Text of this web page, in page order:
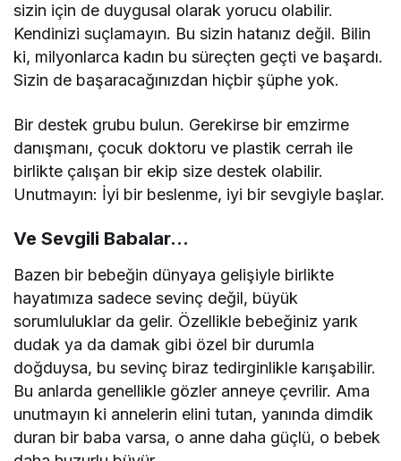
sizin için de duygusal olarak yorucu olabilir.
Kendinizi suçlamayın. Bu sizin hatanız değil. Bilin
ki, milyonlarca kadın bu süreçten geçti ve başardı.
Sizin de başaracağınızdan hiçbir şüphe yok.
Bir destek grubu bulun. Gerekirse bir emzirme
danışmanı, çocuk doktoru ve plastik cerrah ile
birlikte çalışan bir ekip size destek olabilir.
Unutmayın: İyi bir beslenme, iyi bir sevgiyle başlar.
Ve Sevgili Babalar…
Bazen bir bebeğin dünyaya gelişiyle birlikte
hayatımıza sadece sevinç değil, büyük
sorumluluklar da gelir. Özellikle bebeğiniz yarık
dudak ya da damak gibi özel bir durumla
doğduysa, bu sevinç biraz tedirginlikle karışabilir.
Bu anlarda genellikle gözler anneye çevrilir. Ama
unutmayın ki annelerin elini tutan, yanında dimdik
duran bir baba varsa, o anne daha güçlü, o bebek